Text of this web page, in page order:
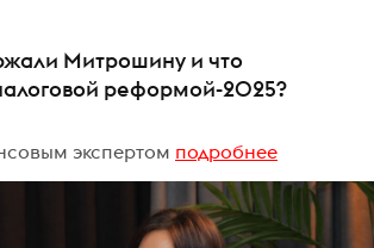
Митрошину и что
реформой-2025?
экспертом подробнее